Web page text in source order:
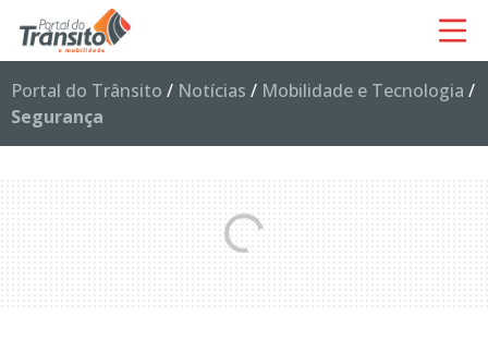
Portal do Trânsito / Notícias / Mobilidade e Tecnologia /
Segurança